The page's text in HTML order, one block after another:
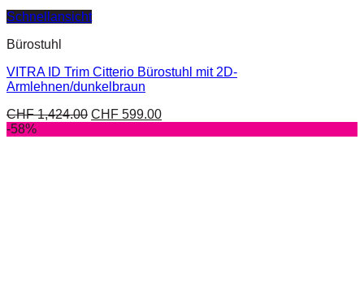
Schnellansicht
Bürostuhl
VITRA ID Trim Citterio Bürostuhl mit 2D-
Armlehnen/dunkelbraun
CHF1,424.00 CHF 599.00
-58%